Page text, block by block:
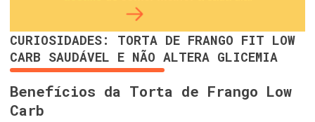
CURIOSIDADES: TORTA DE FRANGO FIT LOW
CARB SAUDÁVEL E NÃO ALTERA GLICEMIA
Benefícios da Torta de Frango Low
Carb